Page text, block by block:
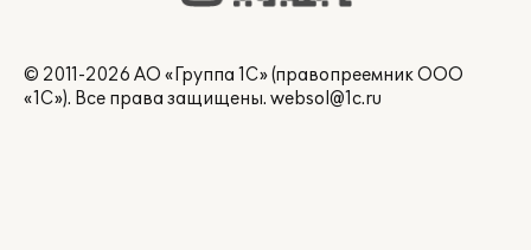
© 2011-2026 АО «Группа 1С» (правопреемник ООО
«1С»). Все права защищены. websol@1c.ru